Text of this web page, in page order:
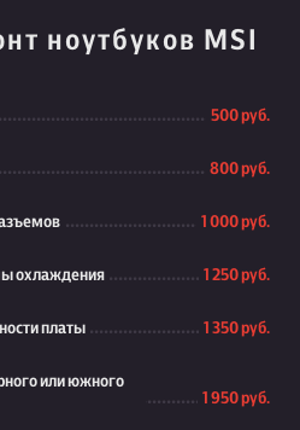
ноутбуков MSI
500 руб.
800 руб.
1 000 руб.
охлаждения 1 250 руб.
платы 1 350 руб.
или южного
1 950 руб.